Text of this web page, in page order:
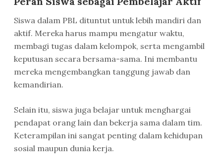
Siswa dalam PBL dituntut untuk lebih mandiri dan
aktif. Mereka harus mampu mengatur waktu,
membagi tugas dalam kelompok, serta mengambil
keputusan secara bersama-sama. Ini membantu
mereka mengembangkan tanggung jawab dan
kemandirian.
Selain itu, siswa juga belajar untuk menghargai
pendapat orang lain dan bekerja sama dalam tim.
Keterampilan ini sangat penting dalam kehidupan
sosial maupun dunia kerja.